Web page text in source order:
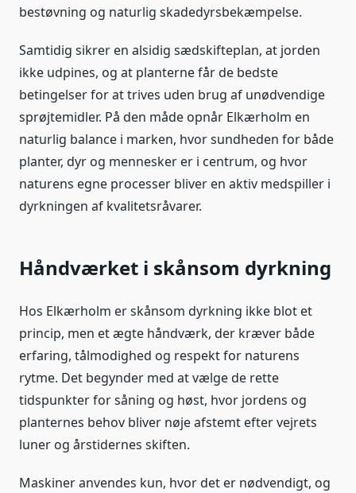
bestøvning og naturlig skadedyrsbekæmpelse.
Samtidig sikrer en alsidig sædskifteplan, at jorden
ikke udpines, og at planterne får de bedste
betingelser for at trives uden brug af unødvendige
sprøjtemidler. På den måde opnår Elkærholm en
naturlig balance i marken, hvor sundheden for både
planter, dyr og mennesker er i centrum, og hvor
naturens egne processer bliver en aktiv medspiller i
dyrkningen af kvalitetsråvarer.
Håndværket i skånsom dyrkning
Hos Elkærholm er skånsom dyrkning ikke blot et
princip, men et ægte håndværk, der kræver både
erfaring, tålmodighed og respekt for naturens
rytme. Det begynder med at vælge de rette
tidspunkter for såning og høst, hvor jordens og
planternes behov bliver nøje afstemt efter vejrets
luner og årstidernes skiften.
Maskiner anvendes kun, hvor det er nødvendigt, og